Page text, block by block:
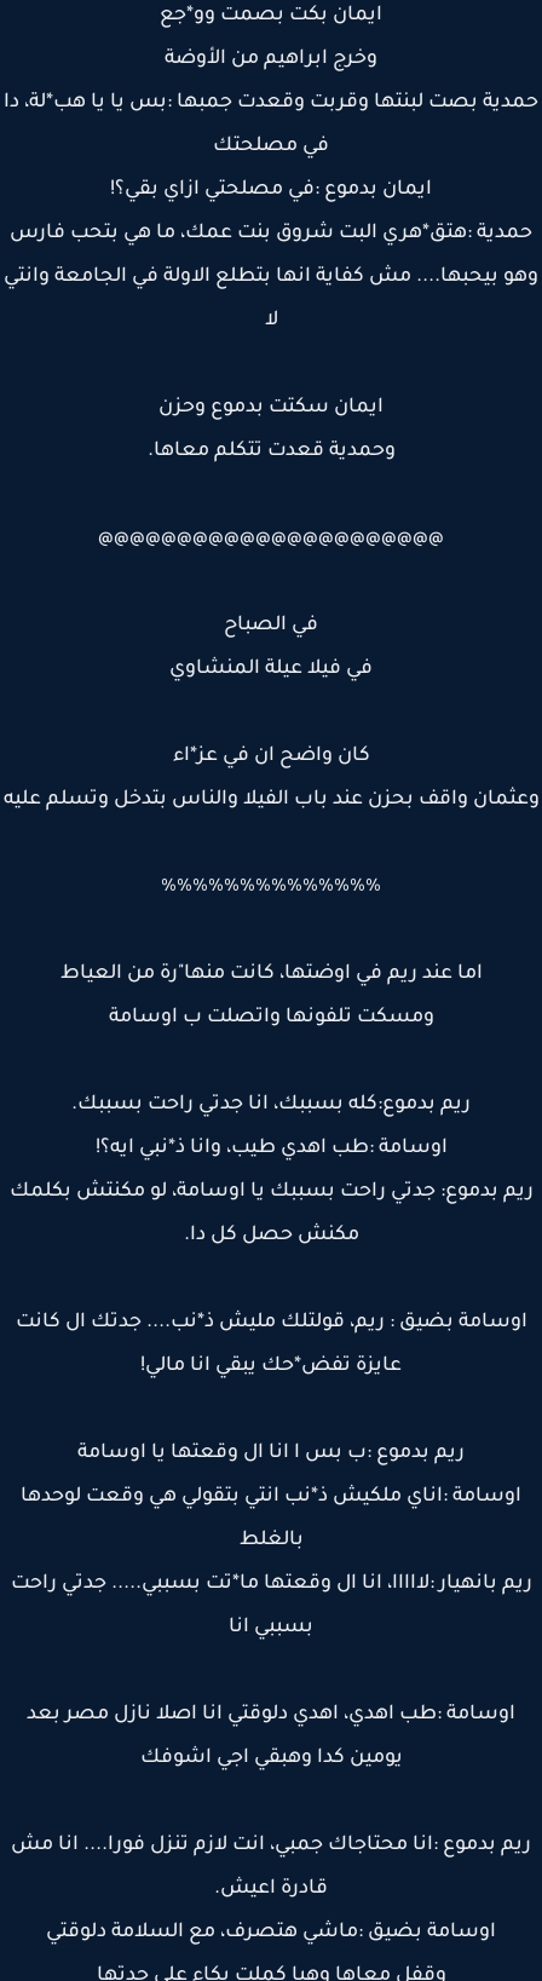
ايمان بكت بصمت وو*جع
وخرج ابراهيم من الأوضة
بصت لبنتها وقربت وقعدت جمبها :بس يا يا هب*لة، دا
في مصلحتك
ايمان بدموع :في مصلحتي ازاي بقي؟!
:هتق*هري البت شروق بنت عمك، ما هي بتحب فارس
بيحبها.... مش كفاية انها بتطلع الاولة في الجامعة وانتي
ايمان سكتت بدموع وحزن
وحمدية قعدت تتكلم معاها.
@@@@@@@@@@@@@@@@@@@@@@
في الصباح
في فيلا عيلة المنشاوي
كان واضح ان في عز*اء
واقف بحزن عند باب الفيلا والناس بتدخل وتسلم عليه
٪٪٪٪٪٪٪٪٪٪٪٪٪٪
اما عند ريم في اوضتها، كانت منها"رة من العياط
ومسكت تلفونها واتصلت ب اوسامة
ريم بدموع:كله بسببك، انا جدتي راحت بسببك.
اوسامة :طب اهدي طيب، وانا ذ*نبي ايه؟!
بدموع: جدتي راحت بسببك يا اوسامة، لو مكنتش بكلمك
مكنش حصل كل دا.
بضيق : ريم، قولتلك مليش ذ*نب.... جدتك ال كانت
عايزة تفض*حك يبقي انا مالي!
ريم بدموع :ب بس ا انا ال وقعتها يا اوسامة
اوسامة :اناي ملكيش ذ*نب انتي بتقولي هي وقعت لوحدها
بالغلط
بانهيار :لااااا، انا ال وقعتها ما*تت بسببي..... جدتي راحت
بسببي انا
اوسامة :طب اهدي، اهدي دلوقتي انا اصلا نازل مصر بعد
يومين كدا وهبقي اجي اشوفك
بدموع :انا محتاجاك جمبي، انت لازم تنزل فورا.... انا مش
قادرة اعيش.
اوسامة بضيق :ماشي هتصرف، مع السلامة دلوقتي
وقفل معاها وهيا كملت بكاء علي جدتها